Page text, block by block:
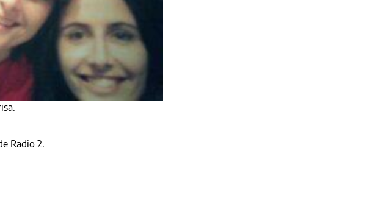
Radio 2.